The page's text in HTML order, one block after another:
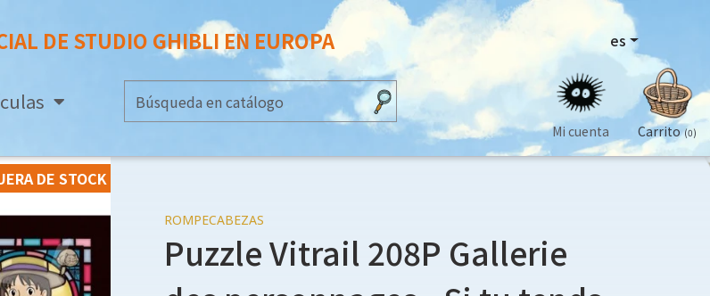
DE STUDIO GHIBLI EN EUROPA es
Mi cuenta Carrito (0)
DE STOCK
ROMPECABEZAS
Puzzle Vitrail 208P Gallerie